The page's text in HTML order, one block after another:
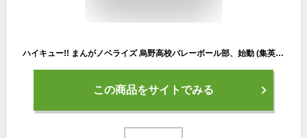
ハイキュー!! まんがノベライズ 烏野高校バレーボール部、始動 (集英社みらい文庫)
この商品をサイトでみる